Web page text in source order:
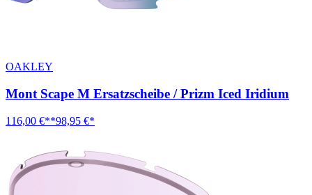
OAKLEY
Mont Scape M Ersatzscheibe / Prizm Iced Iridium
116,00 €**98,95 €*